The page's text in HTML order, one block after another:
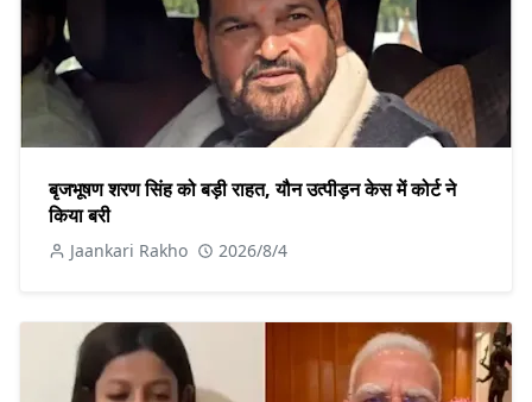
बृजभूषण शरण सिंह को बड़ी राहत, यौन उत्पीड़न केस में कोर्ट ने
किया बरी
Jaankari Rakho 2026/8/4